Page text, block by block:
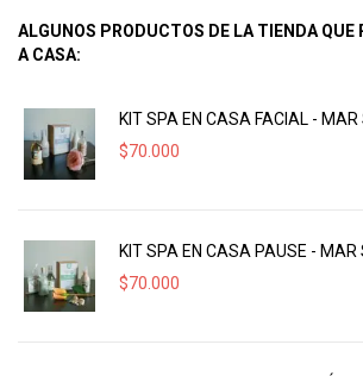
ALGUNOS PRODUCTOS DE LA TIENDA QUE
A CASA:
KIT SPA EN CASA FACIAL - MAR
$70.000
KIT SPA EN CASA PAUSE - MAR
$70.000